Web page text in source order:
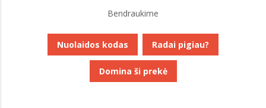
Bendraukime
Nuolaidos kodas Radai pigiau?
Domina ši prekė